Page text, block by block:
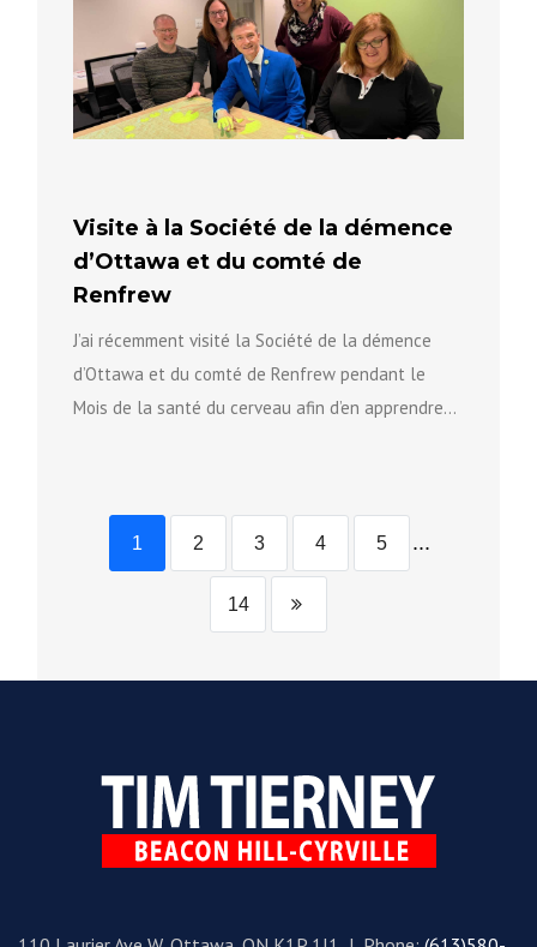
Visite à la Société de la démence
d’Ottawa et du comté de
Renfrew
J’ai récemment visité la Société de la démence
d’Ottawa et du comté de Renfrew pendant le
Mois de la santé du cerveau afin d’en apprendre...
1 2 3 4 5 ...
14